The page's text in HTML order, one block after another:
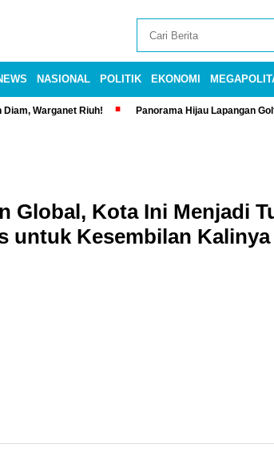
NASIONAL POLITIK EKONOMI
Diam, Warganet Riuh! Panorama Hijau Lapangan
Global, Kota Ini Menjadi
untuk Kesembilan Kalinya